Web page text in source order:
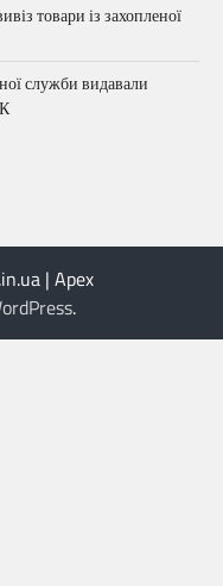
товари із захопленої
служби видавали
| Apex
.